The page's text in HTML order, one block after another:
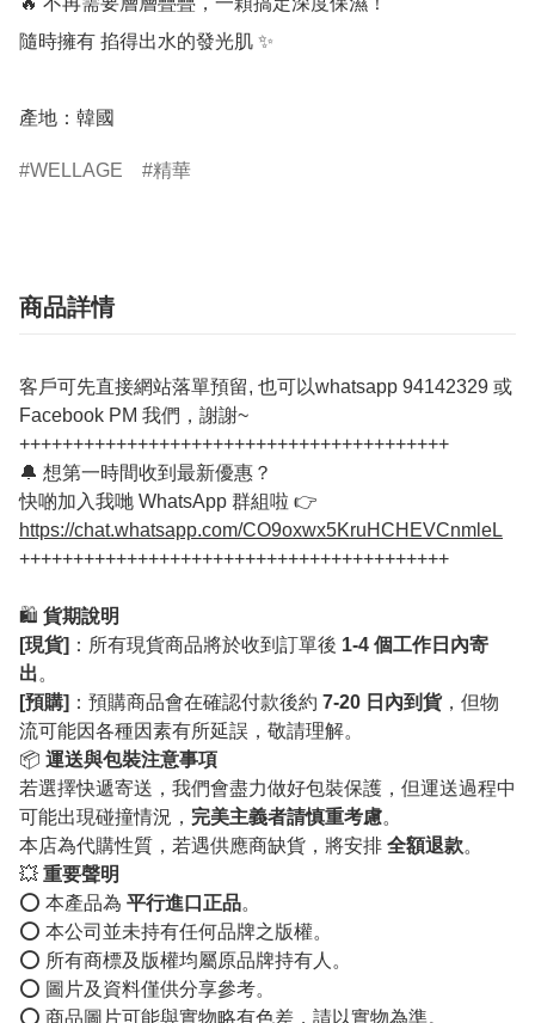
隨時擁有 掐得出水的發光肌 ✨
產地：韓國
WELLAGE 精華
商品詳情
客戶可先直接網站落單預留, 也可以whatsapp 94142329 或
Facebook PM 我們，謝謝~
++++++++++++++++++++++++++++++++++++++++
🔔 想第一時間收到最新優惠？
快啲加入我哋 WhatsApp 群組啦 👉
https://chat.whatsapp.com/CO9oxwx5KruHCHEVCnmleL
++++++++++++++++++++++++++++++++++++++++
🛍️ 貨期說明
[現貨] ：所有現貨商品將於收到訂單後 1-4 個工作日內寄
出。
[預購] ：預購商品會在確認付款後約 7-20 日內到貨，但物
流可能因各種因素有所延誤，敬請理解。
📦 運送與包裝注意事項
若選擇快遞寄送，我們會盡力做好包裝保護，但運送過程中
可能出現碰撞情況， 完美主義者請慎重考慮。
本店為代購性質，若遇供應商缺貨，將安排 全額退款。
💥 重要聲明
⭕️ 本產品為 平行進口正品。
⭕️ 本公司並未持有任何品牌之版權。
⭕️ 所有商標及版權均屬原品牌持有人。
⭕️ 圖片及資料僅供分享參考。
⭕️ 商品圖片可能與實物略有色差，請以實物為準。